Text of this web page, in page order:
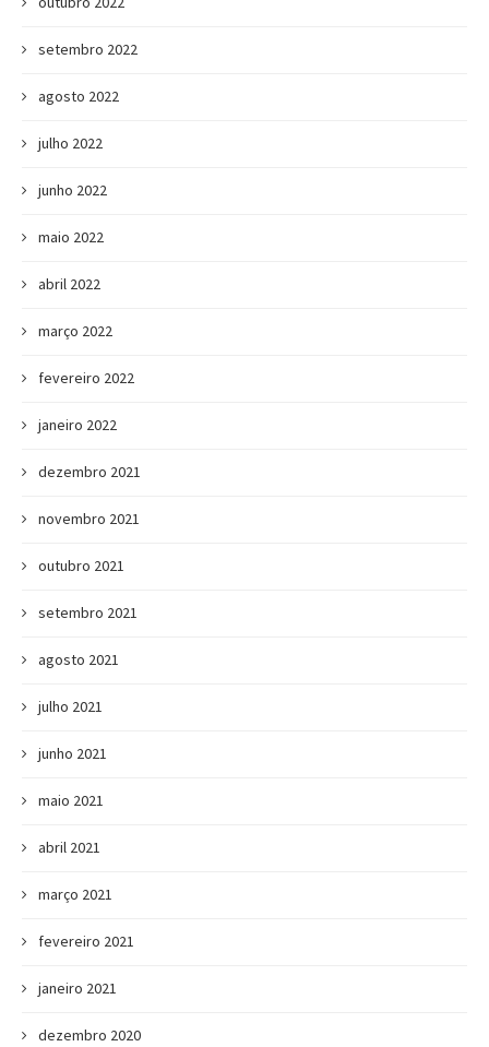
setembro 2022
agosto 2022
julho 2022
junho 2022
maio 2022
abril 2022
março 2022
fevereiro 2022
janeiro 2022
dezembro 2021
novembro 2021
outubro 2021
setembro 2021
agosto 2021
julho 2021
junho 2021
maio 2021
abril 2021
março 2021
fevereiro 2021
janeiro 2021
dezembro 2020